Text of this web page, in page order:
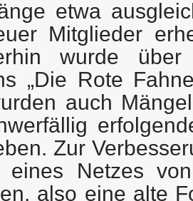
etwa
Mitglieder
wurde
„Die Rote
auch
Zur
Netzes von
also eine alte